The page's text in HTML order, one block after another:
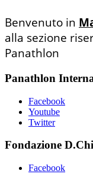
Benvenuto in
alla sezione
Panathlon
Panathlon
Facebook
Youtube
Twitter
Fondazione
Facebook